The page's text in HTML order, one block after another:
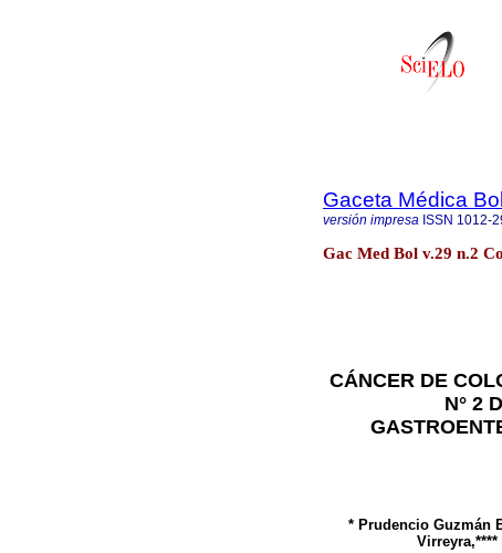
Gaceta Médica
versión impresa ISSN 1012-
Gac Med Bol v.29 n.2
CÁNCER DE
N° 2
* Prudencio Guzmán